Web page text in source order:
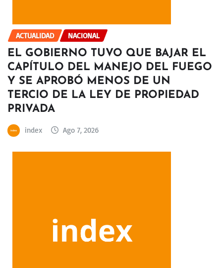
ACTUALIDAD NACIONAL
EL GOBIERNO TUVO QUE BAJAR EL
CAPÍTULO DEL MANEJO DEL FUEGO
Y SE APROBÓ MENOS DE UN
TERCIO DE LA LEY DE PROPIEDAD
PRIVADA
index Ago 7, 2026